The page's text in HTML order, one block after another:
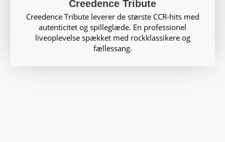
Creedence Tribute
Creedence Tribute leverer de største CCR-hits med
autenticitet og spilleglæde. En professionel
liveoplevelse spækket med rockklassikere og
fællessang.